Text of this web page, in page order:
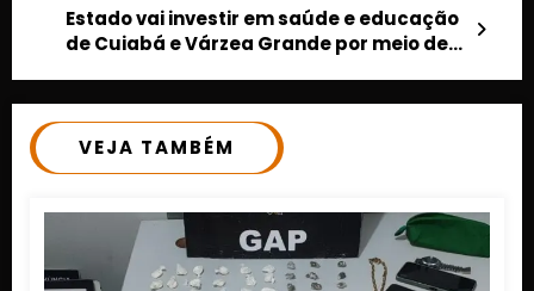
Estado vai investir em saúde e educação
de Cuiabá e Várzea Grande por meio de
VEJA TAMBÉM